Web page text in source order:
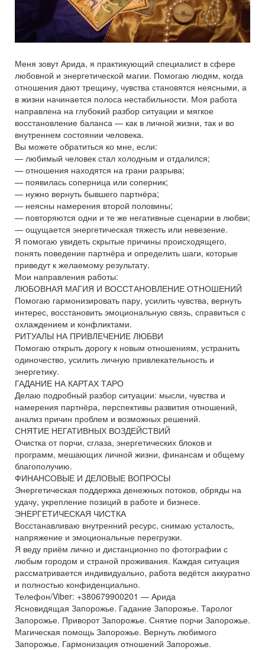
Меня зовут Арида, я практикующий специалист в сфере
любовной и энергетической магии. Помогаю людям, когда
отношения дают трещину, чувства становятся неясными, а
в жизни начинается полоса нестабильности. Моя работа
направлена на глубокий разбор ситуации и мягкое
восстановление баланса — как в личной жизни, так и во
внутреннем состоянии человека.
Вы можете обратиться ко мне, если:
— любимый человек стал холодным и отдалился;
— отношения находятся на грани разрыва;
— появилась соперница или соперник;
— нужно вернуть бывшего партнёра;
— неясны намерения второй половины;
— повторяются одни и те же негативные сценарии в любви;
— ощущается энергетическая тяжесть или невезение.
Я помогаю увидеть скрытые причины происходящего,
понять поведение партнёра и определить шаги, которые
приведут к желаемому результату.
Мои направления работы:
ЛЮБОВНАЯ МАГИЯ И ВОССТАНОВЛЕНИЕ ОТНОШЕНИЙ
Помогаю гармонизировать пару, усилить чувства, вернуть
интерес, восстановить эмоциональную связь, справиться с
охлаждением и конфликтами.
РИТУАЛЫ НА ПРИВЛЕЧЕНИЕ ЛЮБВИ
Помогаю открыть дорогу к новым отношениям, устранить
одиночество, усилить личную привлекательность и
энергетику.
ГАДАНИЕ НА КАРТАХ ТАРО
Делаю подробный разбор ситуации: мысли, чувства и
намерения партнёра, перспективы развития отношений,
анализ причин проблем и возможных решений.
СНЯТИЕ НЕГАТИВНЫХ ВОЗДЕЙСТВИЙ
Очистка от порчи, сглаза, энергетических блоков и
программ, мешающих личной жизни, финансам и общему
благополучию.
ФИНАНСОВЫЕ И ДЕЛОВЫЕ ВОПРОСЫ
Энергетическая поддержка денежных потоков, обряды на
удачу, укрепление позиций в работе и бизнесе.
ЭНЕРГЕТИЧЕСКАЯ ЧИСТКА
Восстанавливаю внутренний ресурс, снимаю усталость,
напряжение и эмоциональные перегрузки.
Я веду приём лично и дистанционно по фотографии с
любым городом и страной проживания. Каждая ситуация
рассматривается индивидуально, работа ведётся аккуратно
и полностью конфиденциально.
Телефон/Viber: +380679900201 — Арида
Ясновидящая Запорожье. Гадание Запорожье. Таролог
Запорожье. Приворот Запорожье. Снятие порчи Запорожье.
Магическая помощь Запорожье. Вернуть любимого
Запорожье. Гармонизация отношений Запорожье.